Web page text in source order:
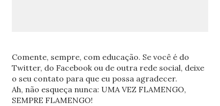
Comente, sempre, com educação. Se você é do
Twitter, do Facebook ou de outra rede social, deixe
o seu contato para que eu possa agradecer.
Ah, não esqueça nunca: UMA VEZ FLAMENGO,
SEMPRE FLAMENGO!